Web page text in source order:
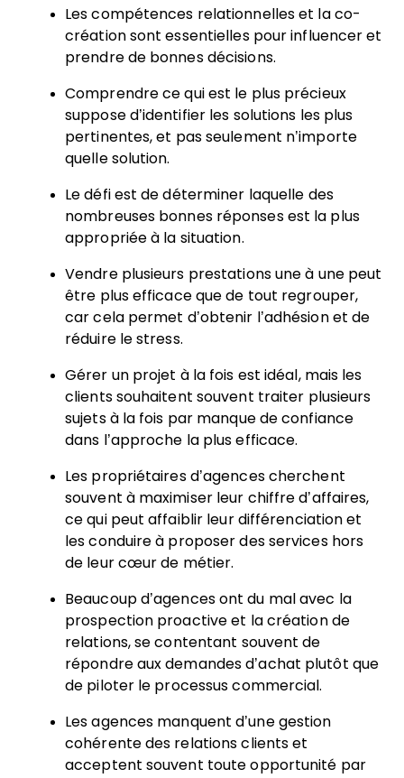
Les compétences relationnelles et la co-
création sont essentielles pour influencer et
prendre de bonnes décisions.
Comprendre ce qui est le plus précieux
suppose d’identifier les solutions les plus
pertinentes, et pas seulement n’importe
quelle solution.
Le défi est de déterminer laquelle des
nombreuses bonnes réponses est la plus
appropriée à la situation.
Vendre plusieurs prestations une à une peut
être plus efficace que de tout regrouper,
car cela permet d’obtenir l’adhésion et de
réduire le stress.
Gérer un projet à la fois est idéal, mais les
clients souhaitent souvent traiter plusieurs
sujets à la fois par manque de confiance
dans l’approche la plus efficace.
Les propriétaires d’agences cherchent
souvent à maximiser leur chiffre d’affaires,
ce qui peut affaiblir leur différenciation et
les conduire à proposer des services hors
de leur cœur de métier.
Beaucoup d’agences ont du mal avec la
prospection proactive et la création de
relations, se contentant souvent de
répondre aux demandes d’achat plutôt que
de piloter le processus commercial.
Les agences manquent d’une gestion
cohérente des relations clients et
acceptent souvent toute opportunité par